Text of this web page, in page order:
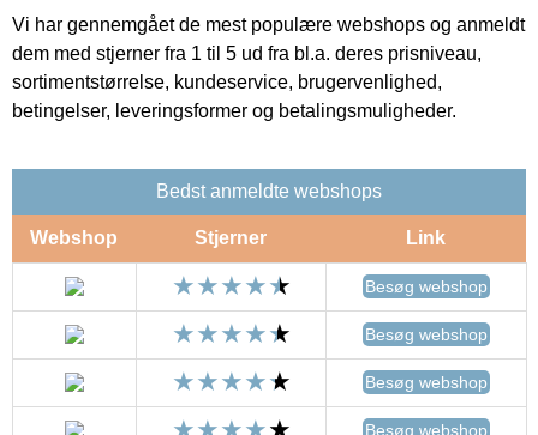
Vi har gennemgået de mest populære webshops og anmeldt
dem med stjerner fra 1 til 5 ud fra bl.a. deres prisniveau,
sortimentstørrelse, kundeservice, brugervenlighed,
betingelser, leveringsformer og betalingsmuligheder.
Bedst anmeldte webshops
Webshop Stjerner Link
Besøg webshop
Besøg webshop
Besøg webshop
Besøg webshop